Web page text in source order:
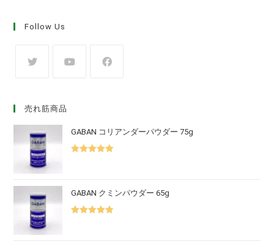
Follow Us
売れ筋商品
GABAN コリアンダーパウダー 75g
GABAN クミンパウダー 65g